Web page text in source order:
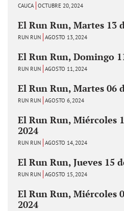
CAUCA OCTUBRE 20, 2024
El Run Run, Martes 13
RUN RUN AGOSTO 13, 2024
El Run Run, Domingo
RUN RUN AGOSTO 11, 2024
El Run Run, Martes 06
RUN RUN AGOSTO 6, 2024
El Run Run, Miércoles
2024
RUN RUN AGOSTO 14, 2024
El Run Run, Jueves 15
RUN RUN AGOSTO 15, 2024
El Run Run, Miércoles
2024